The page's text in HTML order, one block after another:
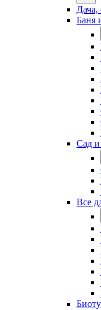
Дача,
Баня
Сад
Все